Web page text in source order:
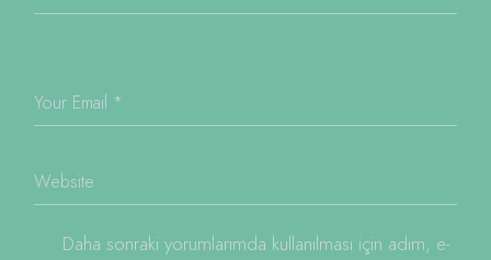
Daha sonraki yorumlarımda kullanılması için adım, e-